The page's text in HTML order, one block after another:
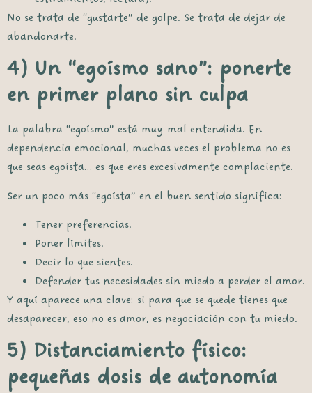
No se trata de “gustarte” de golpe. Se trata de dejar de
abandonarte.
4) Un “egoísmo sano”: ponerte
en primer plano sin culpa
La palabra “egoísmo” está muy mal entendida. En
dependencia emocional, muchas veces el problema no es
que seas egoísta… es que eres excesivamente complaciente.
Ser un poco más “egoísta” en el buen sentido significa:
Tener preferencias.
Poner límites.
Decir lo que sientes.
Defender tus necesidades sin miedo a perder el amor.
Y aquí aparece una clave: si para que se quede tienes que
desaparecer, eso no es amor, es negociación con tu miedo.
5) Distanciamiento físico:
pequeñas dosis de autonomía